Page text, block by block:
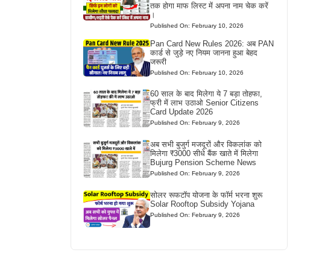
तक होगा माफ लिस्ट में अपना नाम चेक करें
।
Published On: February 10, 2026
Pan Card New Rules 2026: अब PAN
कार्ड से जुड़े नए नियम जानना हुआ बेहद
जरूरी
Published On: February 10, 2026
60 साल के बाद मिलेगा ये 7 बड़ा तोहफा,
फ्री में लाभ उठाओ Senior Citizens
Card Update 2026
Published On: February 9, 2026
अब सभी बुजुर्ग मजदूरों और विकलांक को
मिलेगा ₹3000 सीधे बैंक खाते में मिलेगा
Bujurg Pension Scheme News
Published On: February 9, 2026
सोलर रूफटॉप योजना के फॉर्म भरना शुरू
Solar Rooftop Subsidy Yojana
Published On: February 9, 2026